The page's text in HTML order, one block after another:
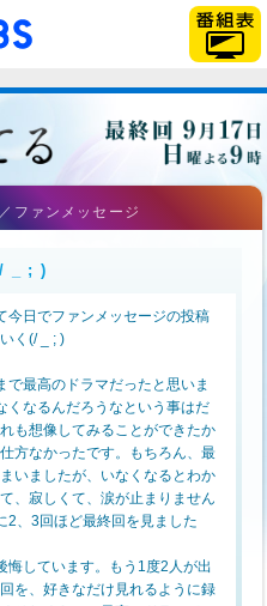
「TBSテレビ」トップページ
／ファンメッセージ